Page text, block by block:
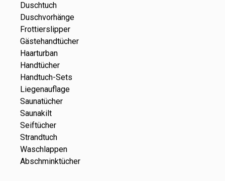
Duschtuch
Duschvorhänge
Frottierslipper
Gästehandtücher
Haarturban
Handtücher
Handtuch-Sets
Liegenauflage
Saunatücher
Saunakilt
Seiftücher
Strandtuch
Waschlappen
Abschminktücher